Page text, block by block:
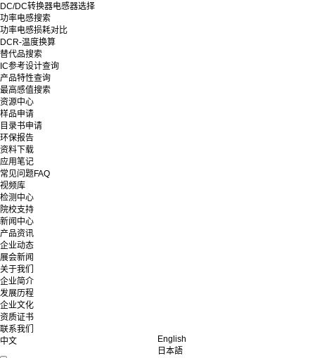
DC/DC转换器电感器选择
功率电感搜索
功率电感损耗对比
DCR-温度换算
替代品搜索
IC参考设计查询
产品特性查询
最高感值搜索
资源中心
样品申请
目录书申请
环保报告
资料下载
应用笔记
常见问题FAQ
视频库
检测中心
院校支持
新闻中心
产品资讯
企业动态
展会新闻
关于我们
企业简介
发展历程
企业文化
资质证书
联系我们
中文
English
日本語